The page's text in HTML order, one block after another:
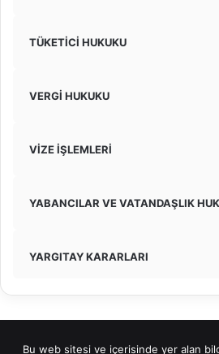
TÜKETİCİ HUKUKU
VERGİ HUKUKU
VİZE İŞLEMLERİ
YABANCILAR VE VATANDAŞLIK
YARGITAY KARARLARI
Bu web sitesi ve içerisinde yer alan